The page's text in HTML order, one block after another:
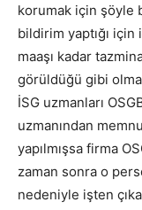
korumak için şöyle
bildirim yaptığı için
maaşı kadar
görüldüğü gibi
İSG uzmanları
uzmanından
yapılmışsa firma
zaman sonra o
nedeniyle işten